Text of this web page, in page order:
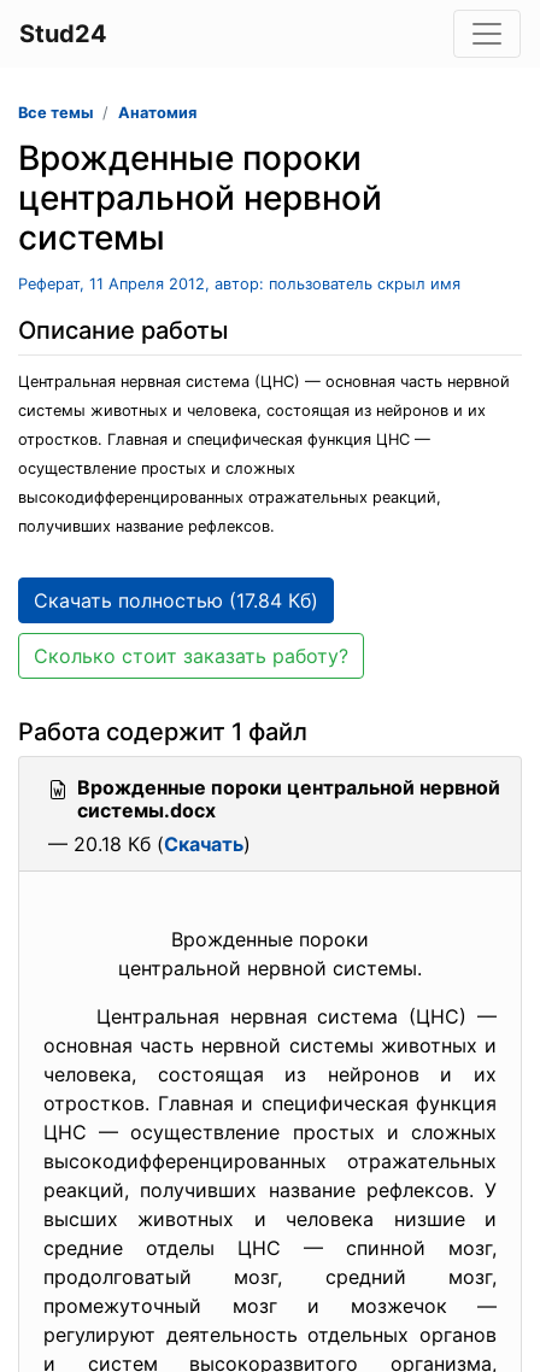
Stud24
Все темы Анатомия
Врожденные пороки
центральной нервной
системы
Реферат, 11 Апреля 2012, автор: пользователь скрыл имя
Описание работы
Центральная нервная система (ЦНС) — основная часть нервной
системы животных и человека, состоящая из нейронов и их
отростков. Главная и специфическая функция ЦНС —
осуществление простых и сложных
высокодифференцированных отражательных реакций,
получивших название рефлексов.
Скачать полностью (17.84 Кб)
Сколько стоит заказать работу?
Работа содержит 1 файл
Врожденные пороки центральной нервной
системы.docx
— 20.18 Кб (Скачать)
Врожденные пороки
центральной нервной системы.
Центральная нервная система (ЦНС) —
основная часть нервной системы животных и
человека, состоящая из нейронов и их
отростков. Главная и специфическая функция
ЦНС — осуществление простых и сложных
высокодифференцированных отражательных
реакций, получивших название рефлексов. У
высших животных и человека низшие и
средние отделы ЦНС — спинной мозг,
продолговатый мозг, средний мозг,
промежуточный мозг и мозжечок —
регулируют деятельность отдельных органов
и систем высокоразвитого организма,